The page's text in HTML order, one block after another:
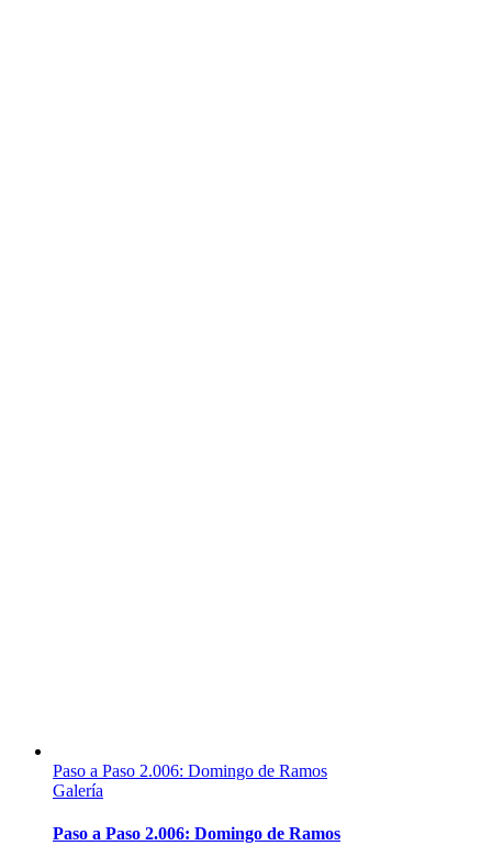
Paso a Paso 2.006: Domingo de Ramos
Galería
Paso a Paso 2.006: Domingo de Ramos